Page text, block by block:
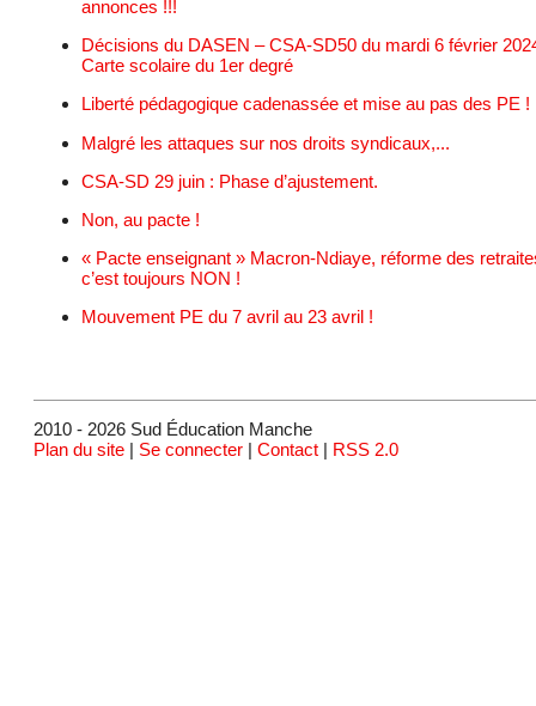
annonces !!!
Décisions du DASEN – CSA-SD50 du mardi 6 février
Carte scolaire du 1er degré
Liberté pédagogique cadenassée et mise au pas des PE !
Malgré les attaques sur nos droits syndicaux,...
CSA-SD 29 juin : Phase d’ajustement.
Non, au pacte !
« Pacte enseignant » Macron-Ndiaye, réforme des
c’est toujours NON !
Mouvement PE du 7 avril au 23 avril !
2010 - 2026 Sud Éducation Manche
Plan du site | Se connecter | Contact | RSS 2.0